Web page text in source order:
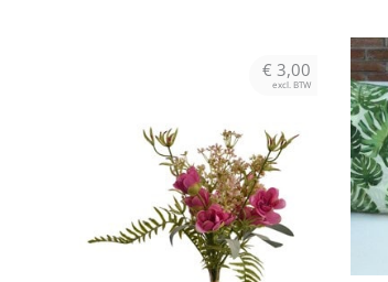
€ 3,00
excl. BTW